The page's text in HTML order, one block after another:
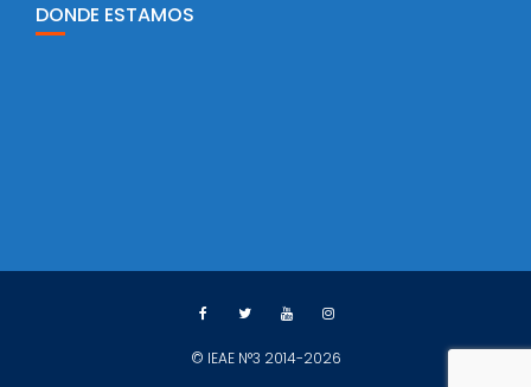
DONDE ESTAMOS
© IEAE N°3 2014-2026